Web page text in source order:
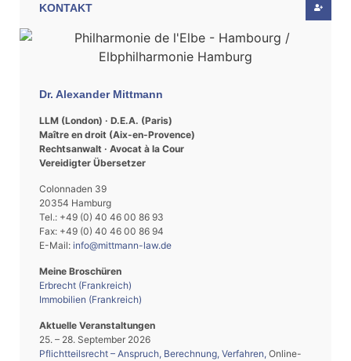
KONTAKT
Dr. Alexander Mittmann
LLM (London) · D.E.A. (Paris)
Maître en droit (Aix-en-Provence)
Rechtsanwalt · Avocat à la Cour
Vereidigter Übersetzer
Colonnaden 39
20354 Hamburg
Tel.: +49 (0) 40 46 00 86 93
Fax: +49 (0) 40 46 00 86 94
E-Mail: info@mittmann-law.de
Meine Broschüren
Erbrecht (Frankreich)
Immobilien (Frankreich)
Aktuelle Veranstaltungen
25. – 28. September 2026
Pflichtteilsrecht – Anspruch, Berechnung, Verfahren, Online-